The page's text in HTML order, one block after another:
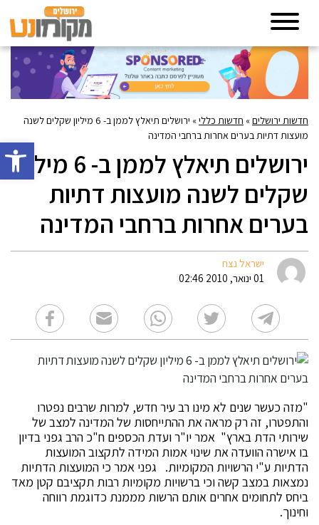
פתח
חדשות ירושלים» חדשות כללי»
ירושלים תיאלץ לממן ב- 6 מיליון שקלים לשנה
מועצות דתיות בערים אחרות ברחבי המדינה
ירושלים תיאלץ לממן ב- 6 מיליון
שקלים לשנה מועצות דתיות
בערים אחרות ברחבי המדינה
ישראל נצח
01 ינואר, 2010 02:46
"מזה כעשר שנים לא מינו רב עיר חדש, למרות שרבים נפטרו
והתפטרו, זה רק מראה את ההתייחסות של המדינה למצב של
שירותי הדת בארץ" אמר יו"ר ועדת הכספים ח"כ הרב גפני בדיון
בו אישרה הוועדה את שינוי אמות המידה לתקצוב המועצות
הדתיות ע"י הרשויות המקומיות. גפני אמר כי המועצות הדתיות
נמצאות במצב קשה וכי ברשויות מקומיות רבות תקציבם קטן מאד
ביחס לתחומים אחרים אותם הרשות מממנת כדוגמת רווחה
וחינוך.